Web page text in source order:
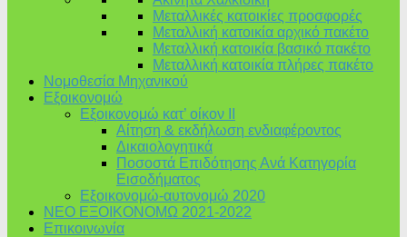
Μεταλλικές κατοικίες προσφορές
Μεταλλική κατοικία αρχικό πακέτο
Μεταλλική κατοικία βασικό πακέτο
Μεταλλική κατοικία πλήρες πακέτο
Νομοθεσία Μηχανικού
Εξοικονομώ
Εξοικονομώ κατ’ οίκον II
Αίτηση & εκδήλωση ενδιαφέροντος
Δικαιολογητικά
Ποσοστά Επιδότησης Ανά Κατηγορία
Εισοδήματος
Εξοικονομώ-αυτονομώ 2020
ΝΕΟ ΕΞΟΙΚΟΝΟΜΩ 2021-2022
Επικοινωνία